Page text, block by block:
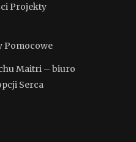
Projekty
Pomocowe
Maitri – biuro
Serca